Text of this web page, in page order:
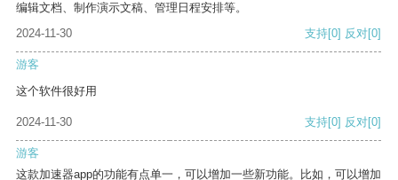
编辑文档、制作演示文稿、管理日程安排等。
2024-11-30
支持[0] 反对[0]
游客
这个软件很好用
2024-11-30 支持[0] 反对[0]
游客
这款加速器app的功能有点单一，可以增加一些新功能。比如，可以增加